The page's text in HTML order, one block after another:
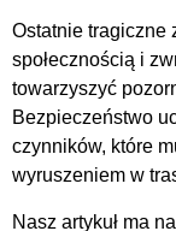
Ostatnie tragiczne
społecznością i
towarzyszyć
Bezpieczeństwo
czynników, które
wyruszeniem w
Nasz artykuł ma